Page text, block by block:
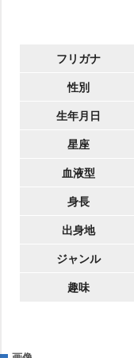
フリガナ
性別
生年月日
星座
血液型
身長
出身地
ジャンル
趣味